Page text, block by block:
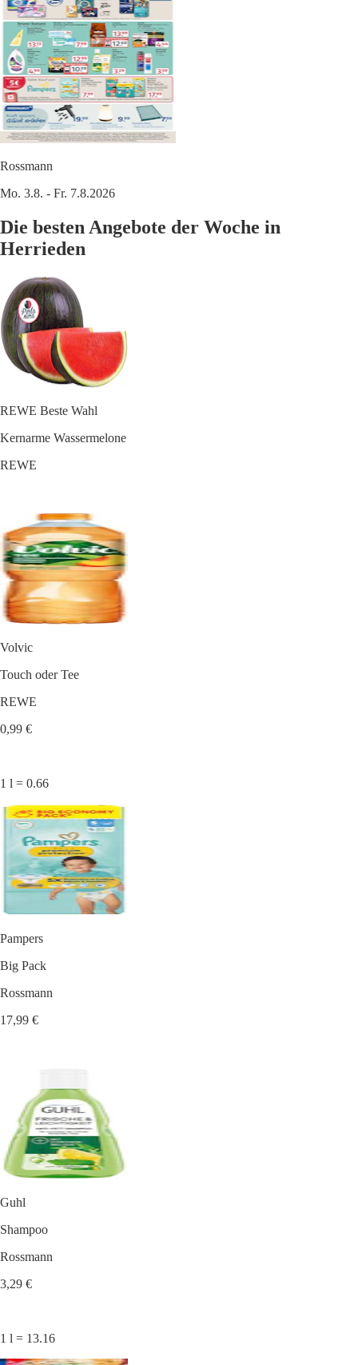
Rossmann
Mo. 3.8. - Fr. 7.8.2026
Die besten Angebote der Woche in
Herrieden
REWE Beste Wahl
Kernarme Wassermelone
REWE
Volvic
Touch oder Tee
REWE
0,99 €
1 l = 0.66
Pampers
Big Pack
Rossmann
17,99 €
Guhl
Shampoo
Rossmann
3,29 €
1 l = 13.16